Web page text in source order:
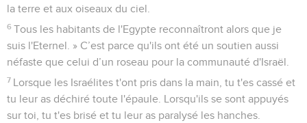
la terre et aux oiseaux du ciel.
6 Tous les habitants de l'Egypte reconnaîtront alors que je
suis l'Eternel. » C’est parce qu'ils ont été un soutien aussi
néfaste que celui d’un roseau pour la communauté d'Israël.
7 Lorsque les Israélites t'ont pris dans la main, tu t'es cassé et
tu leur as déchiré toute l'épaule. Lorsqu'ils se sont appuyés
sur toi, tu t'es brisé et tu leur as paralysé les hanches.